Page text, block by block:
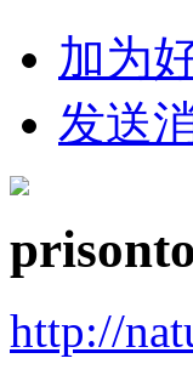
加为
发送
http://